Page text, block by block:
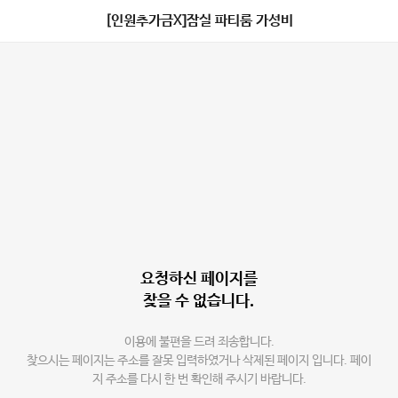
[인원추가금X]잠실 파티룸 가성비
요청하신 페이지를
찾을 수 없습니다.
이용에 불편을 드려 죄송합니다.
찾으시는 페이지는 주소를 잘못 입력하였거나 삭제된 페이지 입니다. 페이
지 주소를 다시 한 번 확인해 주시기 바랍니다.